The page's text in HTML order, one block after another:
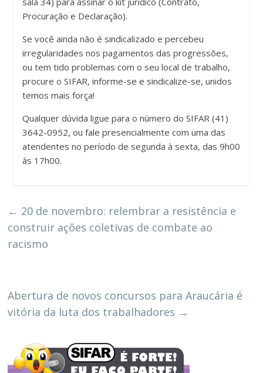
Procuração e Declaração).
Se você ainda não é sindicalizado e percebeu
irregularidades nos pagamentos das progressões,
ou tem tido problemas com o seu local de trabalho,
procure o SIFAR, informe-se e sindicalize-se, unidos
temos mais força!
Qualquer dúvida ligue para o número do SIFAR (41)
3642-0952, ou fale presencialmente com uma das
atendentes no período de segunda à sexta, das 9h00
às 17h00.
← 20 de novembro: relembrar a resistência e
construir ações coletivas de combate ao
racismo
Abertura de novos concursos para Araucária é
vitória da luta dos trabalhadores →